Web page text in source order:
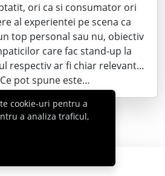
ori ca si consumator ori
al experientei pe scena ca
top personal sau nu, obiectiv
care fac stand-up la
respectiv ar fi chiar relevant…
pot spune este…
2007 - 2026 Cabral.ro
cookie-uri pentru a
a analiza traficul,